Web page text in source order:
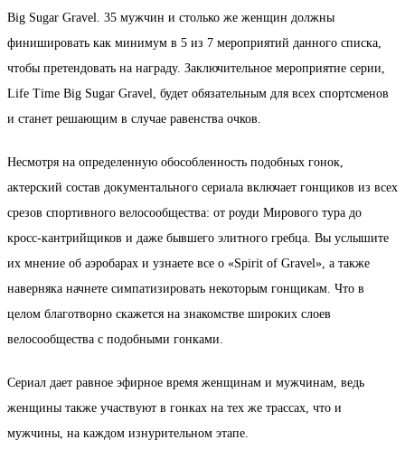
Big Sugar Gravel. 35 мужчин и столько же женщин должны
финишировать как минимум в 5 из 7 мероприятий данного списка,
чтобы претендовать на награду. Заключительное мероприятие серии,
Life Time Big Sugar Gravel, будет обязательным для всех спортсменов
и станет решающим в случае равенства очков.
Несмотря на определенную обособленность подобных гонок,
актерский состав документального сериала включает гонщиков из всех
срезов спортивного велосообщества: от роуди Мирового тура до
кросс-кантрийщиков и даже бывшего элитного гребца. Вы услышите
их мнение об аэробарах и узнаете все о «Spirit of Gravel», а также
наверняка начнете симпатизировать некоторым гонщикам. Что в
целом благотворно скажется на знакомстве широких слоев
велосообщества с подобными гонками.
Сериал дает равное эфирное время женщинам и мужчинам, ведь
женщины также участвуют в гонках на тех же трассах, что и
мужчины, на каждом изнурительном этапе.